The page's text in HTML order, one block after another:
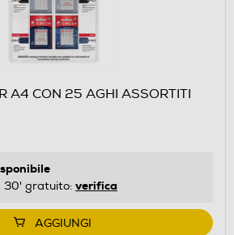
A4 CON 25 AGHI ASSORTITI
30' gratuito: verifica
AGGIUNGI